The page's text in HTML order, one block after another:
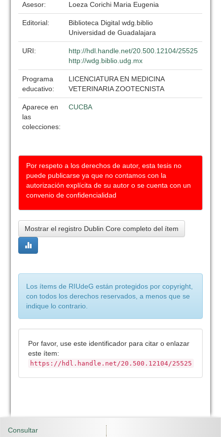
Asesor: Loeza Corichi Maria Eugenia
Editorial:
Biblioteca Digital wdg.biblio
Universidad de Guadalajara
URI:
http://hdl.handle.net/20.500.12104/25525
http://wdg.biblio.udg.mx
Programa
educativo:
LICENCIATURA EN MEDICINA
VETERINARIA ZOOTECNISTA
Aparece en
las
colecciones:
CUCBA
Por respeto a los derechos de autor, esta tesis no
puede publicarse ya que no contamos con la
autorización explícita de su autor o se cuenta con un
convenio de confidencialidad
Mostrar el registro Dublin Core completo del ítem
Los ítems de RIUdeG están protegidos por copyright,
con todos los derechos reservados, a menos que se
indique lo contrario.
Por favor, use este identificador para citar o enlazar
este ítem:
https://hdl.handle.net/20.500.12104/25525
Consultar